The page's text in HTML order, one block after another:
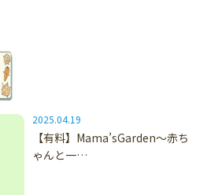
2025.04.19
【有料】Mama’sGarden～赤ち
ゃんと一…